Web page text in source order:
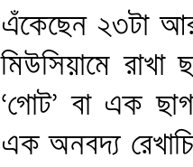
এঁকেছেন ২৩টা আর
মিউসিয়ামে
‘গোট’ বা এক
এক অনবদ্য